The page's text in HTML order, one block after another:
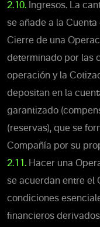
2.10. Ingresos. La
se añade a la
Cierre de una
determinado por las
operación y la
depositan en la
garantizado
(reservas), que se
Compañía por su
2.11. Hacer una
se acuerdan entre el
condiciones
financieros